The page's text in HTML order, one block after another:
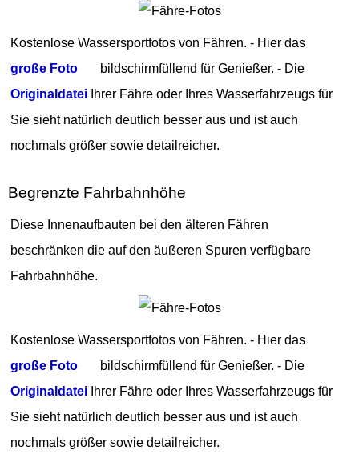
Kostenlose Wassersportfotos von Fähren. - Hier das
große Foto
bildschirmfüllend für Genießer. - Die
Originaldatei Ihrer Fähre oder Ihres Wasserfahrzeugs für
Sie sieht natürlich deutlich besser aus und ist auch
nochmals größer sowie detailreicher.
Begrenzte Fahrbahnhöhe
Diese Innenaufbauten bei den älteren Fähren
beschränken die auf den äußeren Spuren verfügbare
Fahrbahnhöhe.
Kostenlose Wassersportfotos von Fähren. - Hier das
große Foto
bildschirmfüllend für Genießer. - Die
Originaldatei Ihrer Fähre oder Ihres Wasserfahrzeugs für
Sie sieht natürlich deutlich besser aus und ist auch
nochmals größer sowie detailreicher.